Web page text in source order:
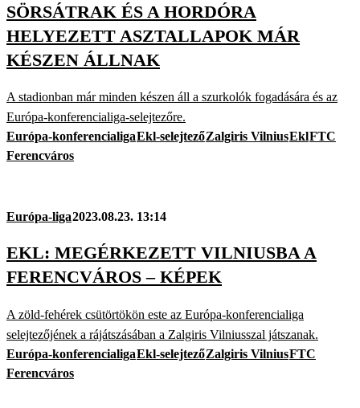
SÖRSÁTRAK ÉS A HORDÓRA
HELYEZETT ASZTALLAPOK MÁR
KÉSZEN ÁLLNAK
A stadionban már minden készen áll a szurkolók fogadására és az
Európa-konferencialiga-selejtezőre.
Európa-konferencialigaEkl-selejtezőZalgiris VilniusEklFTC
Ferencváros
Európa-liga2023.08.23. 13:14
EKL: MEGÉRKEZETT VILNIUSBA A
FERENCVÁROS – KÉPEK
A zöld-fehérek csütörtökön este az Európa-konferencialiga
selejtezőjének a rájátszásában a Zalgiris Vilniusszal játszanak.
Európa-konferencialigaEkl-selejtezőZalgiris VilniusFTC
Ferencváros